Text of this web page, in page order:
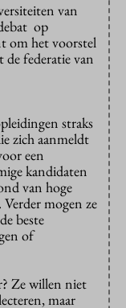
van
op
om het voorstel
de federatie van
straks
zich aanmeldt
een
kandidaten
van hoge
mogen ze
beste
of
Ze willen niet
maar